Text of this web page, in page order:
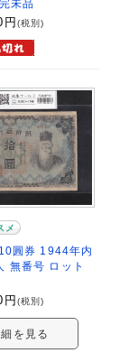
未品
円 (税別)
メ
圓券 1944年内
無番号 ロット
円 (税別)
を見る